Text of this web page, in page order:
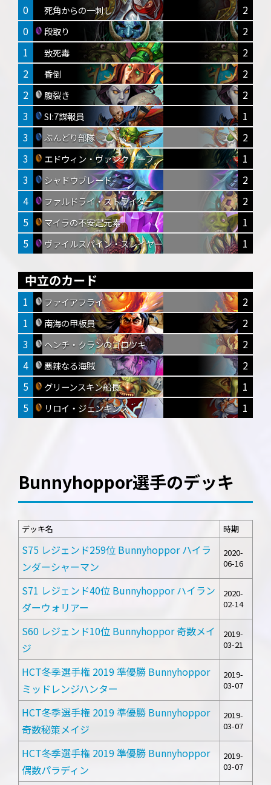
0 死角からの一刺し
2
0
段取り
2
1
致死毒
2
2
昏倒
2
2
腹裂き
2
3
SI:7諜報員
1
3
ぶんどり部隊
2
3
エドウィン・ヴァンクリーフ
1
3
シャドウブレード
2
4
ファルドライ・ストライダー
2
5
マイラの不安定元素
1
5
ヴァイルスパイン・スレイヤー 1
中立のカード
1 ファイアフライ
2
1
南海の甲板員
2
3
ヘンチ・クランのゴロツキ
2
4
悪辣なる海賊
2
5
グリーンスキン船長
1
5
リロイ・ジェンキンス 1
Bunnyhoppor選手のデッキ
デッキ名 時期
S75 レジェンド259位 Bunnyhoppor ハイラ
ンダーシャーマン
2020-
06-16
S71 レジェンド40位 Bunnyhoppor ハイラン
ダーウォリアー
2020-
02-14
S60 レジェンド10位 Bunnyhoppor 奇数メイ
ジ
2019-
03-21
HCT冬季選手権 2019 準優勝 Bunnyhoppor
ミッドレンジハンター
2019-
03-07
HCT冬季選手権 2019 準優勝 Bunnyhoppor
奇数秘策メイジ
2019-
03-07
HCT冬季選手権 2019 準優勝 Bunnyhoppor
偶数パラディン
2019-
03-07